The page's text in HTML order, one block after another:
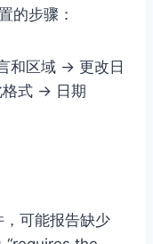
的步骤：
和区域 -> 更改日
式 -> 日期
可能报告缺少